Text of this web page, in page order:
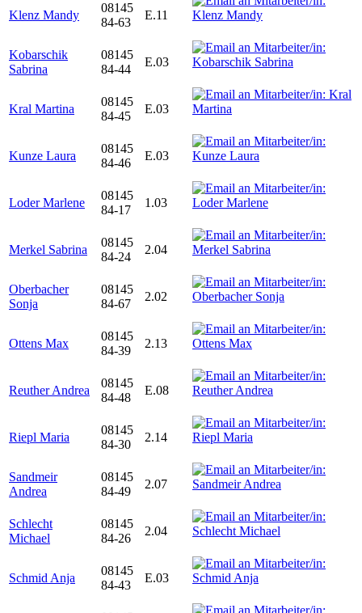
Klenz Mandy
08145
84-63
E.11
Kobarschik
Sabrina
08145
84-44
E.03
Kral Martina
08145
84-45
E.03
Kunze Laura
08145
84-46
E.03
Loder Marlene
08145
84-17
1.03
Merkel Sabrina
08145
84-24
2.04
Oberbacher
Sonja
08145
84-67
2.02
Ottens Max
08145
84-39
2.13
Reuther Andrea
08145
84-48
E.08
Riepl Maria
08145
84-30
2.14
Sandmeir
Andrea
08145
84-49
2.07
Schlecht
Michael
08145
84-26
2.04
Schmid Anja
08145
84-43
E.03